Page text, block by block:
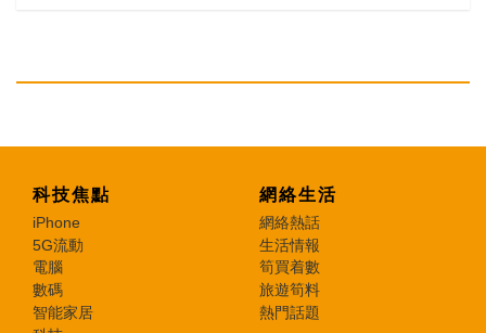
科技焦點
iPhone
5G流動
電腦
數碼
智能家居
網絡生活
網絡熱話
生活情報
筍買着數
旅遊筍料
熱門話題